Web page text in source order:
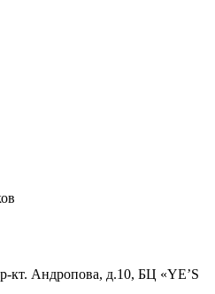
кт. Андропова, д.10, БЦ «YE’S